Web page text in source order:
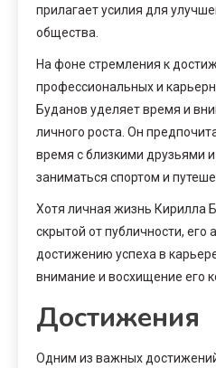
прилагает усилия для
общества.
На фоне стремления к
профессиональных и
Буданов уделяет время и
личного роста. Он
время с близкими друзьями
заниматься спортом и
Хотя личная жизнь Кирилла
скрытой от публичности,
достижению успеха в
внимание и восхищение его
Достижения
Одним из важных